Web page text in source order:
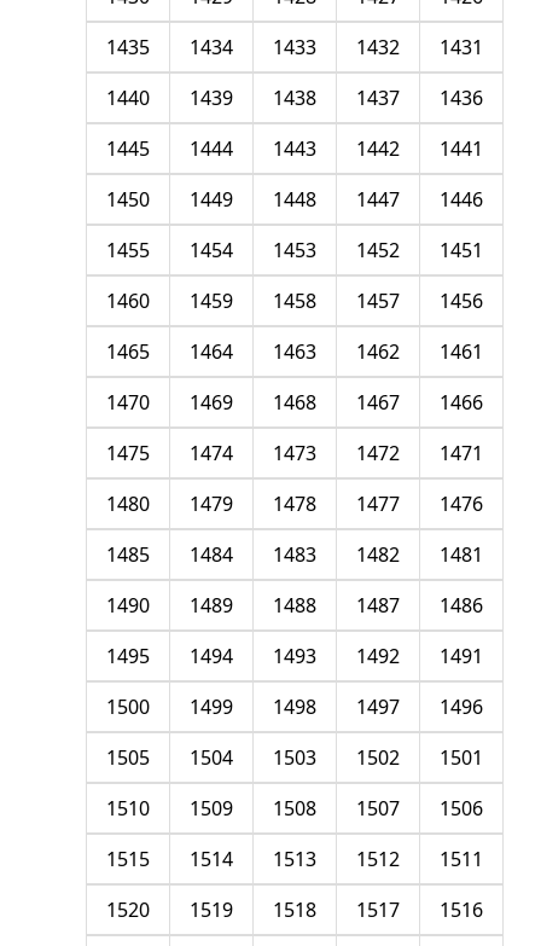
1431
1432
1433
1434
1435
1436
1437
1438
1439
1440
1441
1442
1443
1444
1445
1446
1447
1448
1449
1450
1451
1452
1453
1454
1455
1456
1457
1458
1459
1460
1461
1462
1463
1464
1465
1466
1467
1468
1469
1470
1471
1472
1473
1474
1475
1476
1477
1478
1479
1480
1481
1482
1483
1484
1485
1486
1487
1488
1489
1490
1491
1492
1493
1494
1495
1496
1497
1498
1499
1500
1501
1502
1503
1504
1505
1506
1507
1508
1509
1510
1511
1512
1513
1514
1515
1516
1517
1518
1519
1520